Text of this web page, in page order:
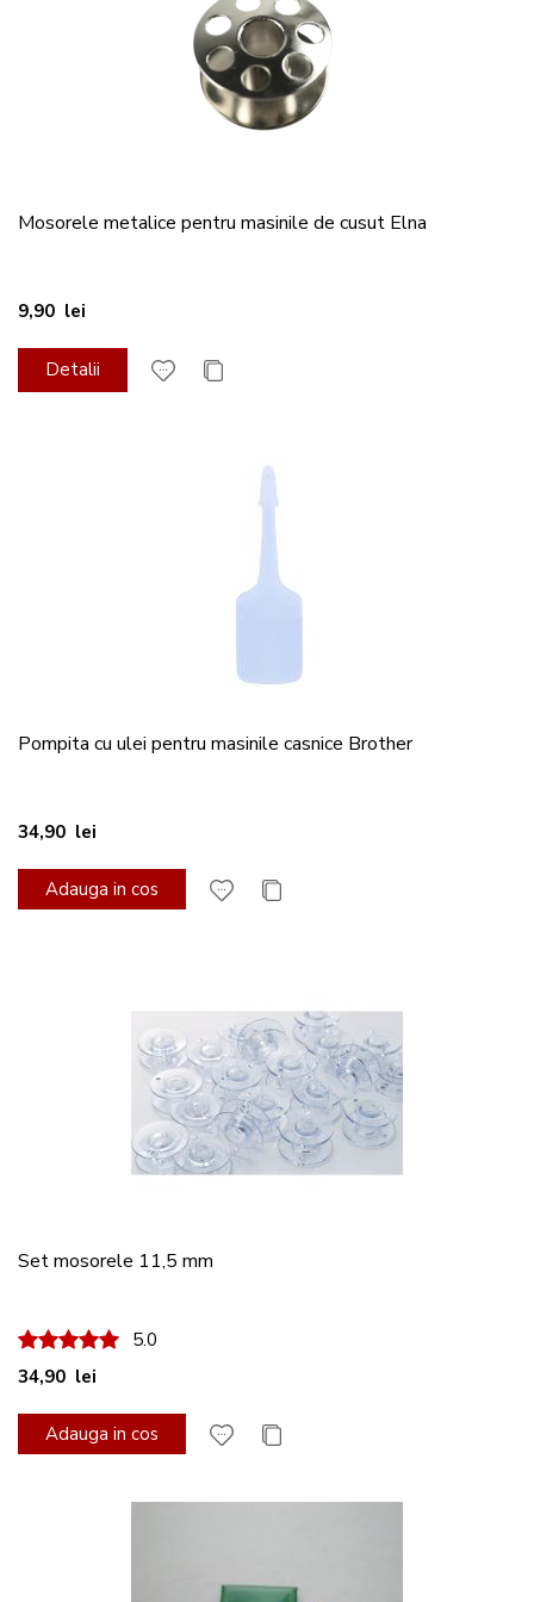
Mosorele metalice pentru masinile de cusut Elna
9,90 lei
Detalii
Pompita cu ulei pentru masinile casnice Brother
34,90 lei
Adauga in cos
Set mosorele 11,5 mm
100%
5.0
34,90 lei
Adauga in cos